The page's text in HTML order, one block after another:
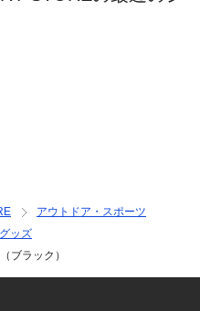
アウトドア・スポーツ
ッズ
ブラック）